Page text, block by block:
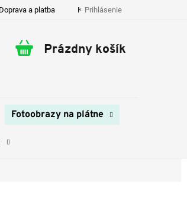
Doprava a platba Kontakty
Prihlásenie
Nákupný
Prázdny košík
Fotoobrazy na plátne